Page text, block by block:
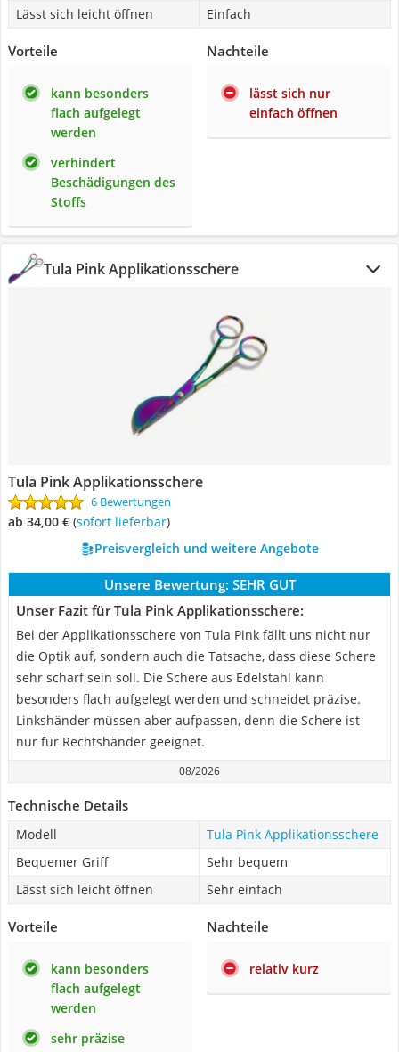
Lässt sich leicht öffnen
Einfach
Vorteile
kann besonders
flach aufgelegt
werden
verhindert
Beschädigungen des
Stoffs
Nachteile
lässt sich nur
einfach öffnen
Tula Pink Applikationsschere
Tula Pink Applikationsschere
6 Bewertungen
ab 34,00 € ( Sofort lieferbar)
Preisvergleich und weitere Angebote
Unsere Bewertung: SEHR GUT
Unser Fazit für Tula Pink Applikationsschere:
Bei der Applikationsschere von Tula Pink fällt uns nicht nur
die Optik auf, sondern auch die Tatsache, dass diese Schere
sehr scharf sein soll. Die Schere aus Edelstahl kann
besonders flach aufgelegt werden und schneidet präzise.
Linkshänder müssen aber aufpassen, denn die Schere ist
nur für Rechtshänder geeignet.
08/2026
Technische Details
Modell
Tula Pink Applikationsschere
Bequemer Griff
Sehr bequem
Lässt sich leicht öffnen
Sehr einfach
Vorteile
kann besonders
flach aufgelegt
werden
sehr präzise
Nachteile
relativ kurz